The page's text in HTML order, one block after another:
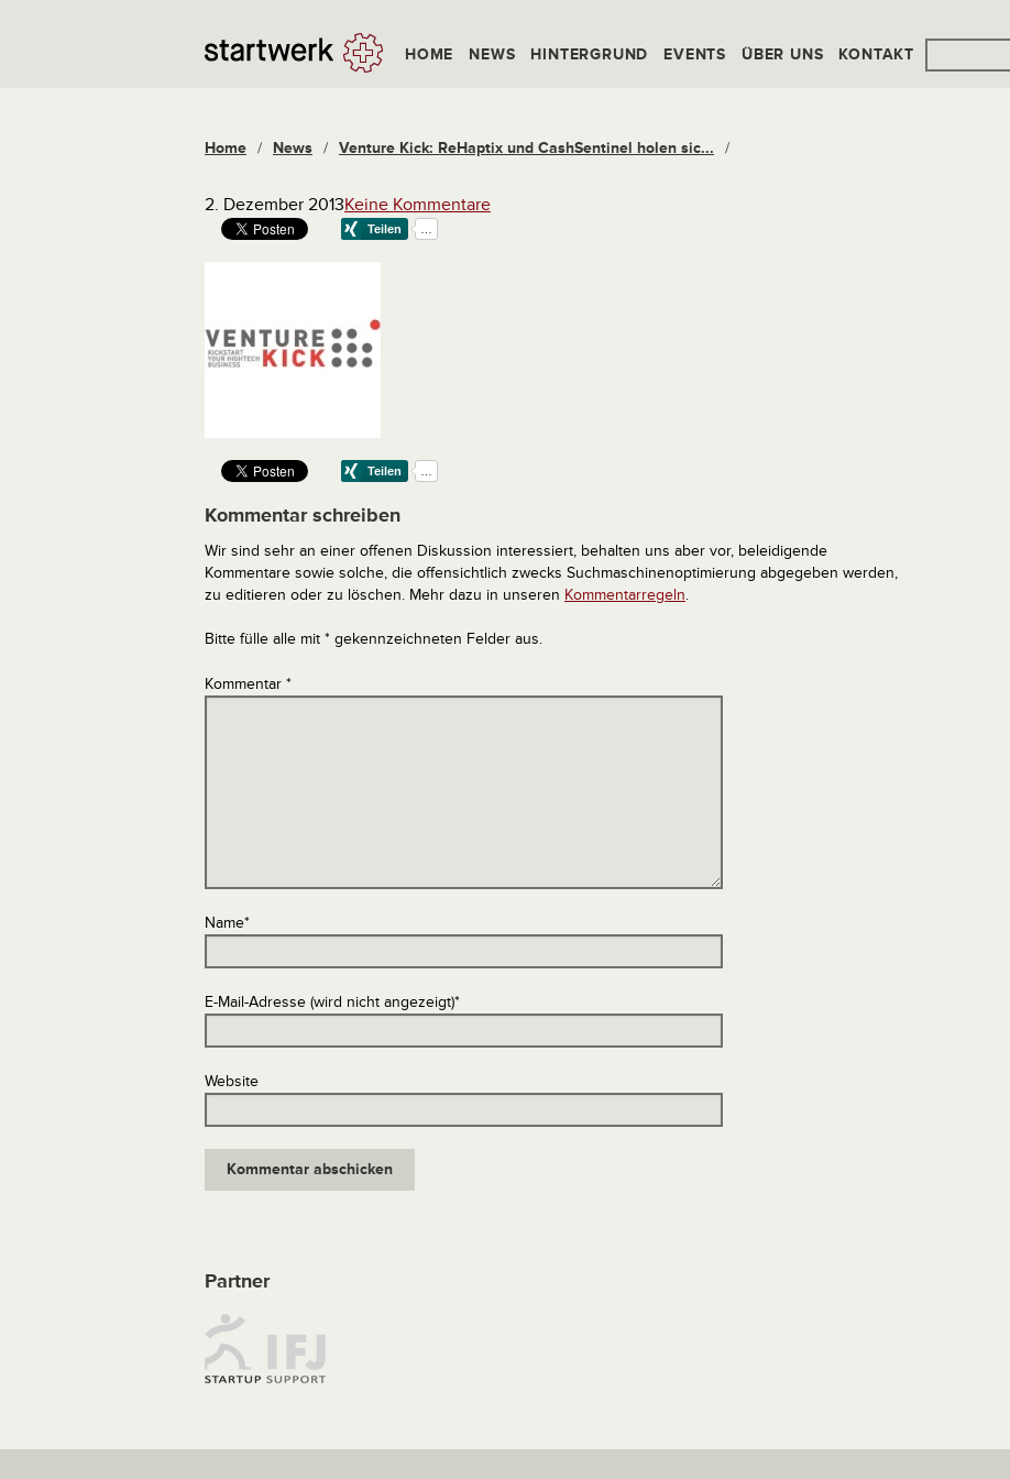
HOME NEWS HINTERGRUND EVENTS ÜBER UNS KONTAKT
Home / News / Venture Kick: ReHaptix und CashSentinel holen sic... /
2. Dezember 2013Keine Kommentare
Kommentar schreiben
Wir sind sehr an einer offenen Diskussion interessiert, behalten uns aber vor, beleidigende
Kommentare sowie solche, die offensichtlich zwecks Suchmaschinenoptimierung abgegeben werden,
zu editieren oder zu löschen. Mehr dazu in unseren Kommentarregeln.
Bitte fülle alle mit * gekennzeichneten Felder aus.
Kommentar *
Name*
E-Mail-Adresse (wird nicht angezeigt)*
Website
Partner